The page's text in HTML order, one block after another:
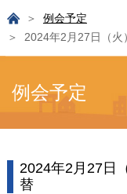
例会予定
2024年2月27日（
例会予定
2024年2月27日
替